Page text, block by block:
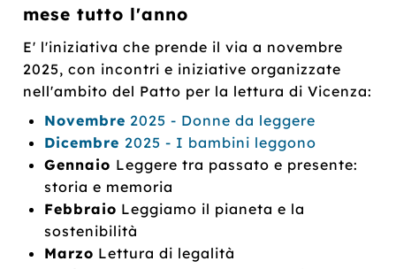
mese tutto l'anno
E' l'iniziativa che prende il via a novembre
2025, con incontri e iniziative organizzate
nell'ambito del Patto per la lettura di Vicenza:
Novembre 2025 - Donne da leggere
Dicembre 2025 - I bambini leggono
Gennaio Leggere tra passato e presente:
storia e memoria
Febbraio Leggiamo il pianeta e la
sostenibilità
Marzo Lettura di legalità